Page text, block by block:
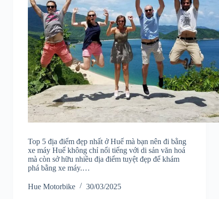
Top 5 địa điểm đẹp nhất ở Huế mà bạn nên đi bằng
xe máy Huế không chỉ nổi tiếng với di sản văn hoá
mà còn sở hữu nhiều địa điểm tuyệt đẹp để khám
phá bằng xe máy.…
Hue Motorbike 30/03/2025